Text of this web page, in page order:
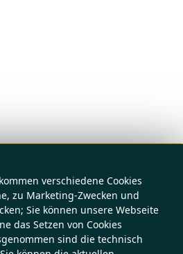
verschiedene Cookies
zu Marketing-Zwecken und
Sie können unsere Webseite
das Setzen von Cookies
sind die technisch